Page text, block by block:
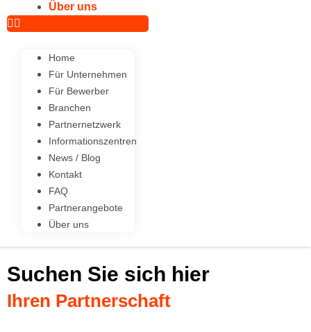
Über uns
Home
Für Unternehmen
Für Bewerber
Branchen
Partnernetzwerk
Informationszentren
News / Blog
Kontakt
FAQ
Partnerangebote
Über uns
Suchen Sie sich hier
Ihren Partnerschaft